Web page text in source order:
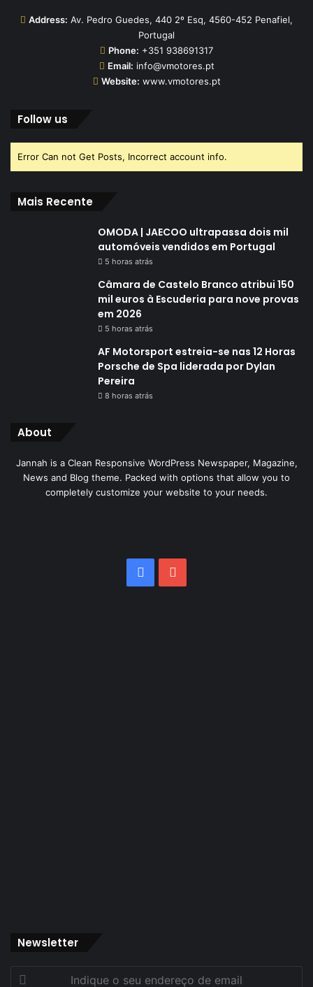
Address: Av. Pedro Guedes, 440 2º Esq, 4560-452 Penafiel,
Portugal
Phone: +351 938691317
Email: info@vmotores.pt
Website: www.vmotores.pt
Follow us
Error Can not Get Posts, Incorrect account info.
Mais Recente
OMODA | JAECOO ultrapassa dois mil
automóveis vendidos em Portugal
5 horas atrás
Câmara de Castelo Branco atribui 150
mil euros à Escuderia para nove provas
em 2026
5 horas atrás
AF Motorsport estreia-se nas 12 Horas
Porsche de Spa liderada por Dylan
Pereira
8 horas atrás
About
Jannah is a Clean Responsive WordPress Newspaper, Magazine,
News and Blog theme. Packed with options that allow you to
completely customize your website to your needs.
Facebook
Newsletter